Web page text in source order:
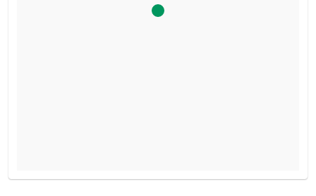
ART
BROSCHÜRE